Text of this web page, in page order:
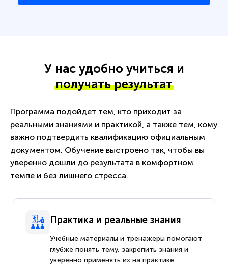
У нас удобно учиться и
получать результат
Программа подойдет тем, кто приходит за
реальными знаниями и практикой, а также тем, кому
важно подтвердить квалификацию официальным
документом. Обучение выстроено так, чтобы вы
уверенно дошли до результата в комфортном
темпе и без лишнего стресса.
Практика и реальные знания
Учебные материалы и тренажеры помогают
глубже понять тему, закрепить знания и
уверенно применять их на практике.